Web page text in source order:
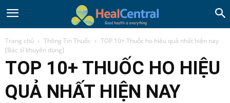
Trang chủ Thông Tin Thuốc
TOP 10+ Thuốc ho hiệu quả nhất hiện nay
[Bác sĩ khuyên dùng]
TOP 10+ THUỐC HO HIỆU
QUẢ NHẤT HIỆN NAY